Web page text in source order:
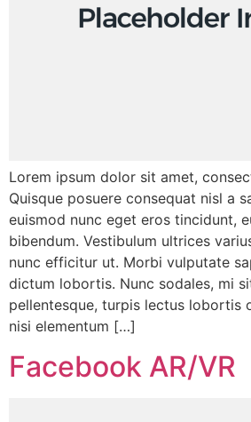
Lorem ipsum dolor sit amet,
Quisque posuere consequat nisl a
euismod nunc eget eros tincidunt,
bibendum. Vestibulum ultrices
nunc efficitur ut. Morbi vulputate
dictum lobortis. Nunc sodales, mi
pellentesque, turpis lectus lobortis
nisi elementum […]
Facebook AR/VR